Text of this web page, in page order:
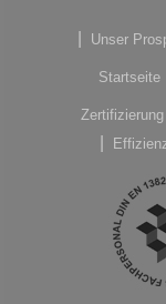
Unser
Startseite